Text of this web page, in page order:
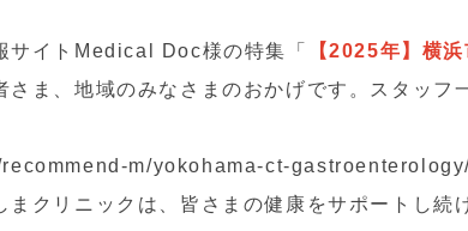
サイトMedical Doc様の特集「
【2025年】横
さま、地域のみなさまのおかげです。スタッフ
m/yokohama-ct-
まクリニックは、皆さまの健康をサポートし続